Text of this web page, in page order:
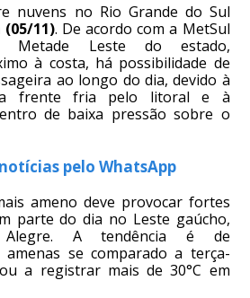
nuvens no Rio Grande do Sul
11). De acordo com a MetSul
Metade Leste do estado,
à costa, há possibilidade de
ao longo do dia, devido à
frente fria pelo litoral e à
de baixa pressão sobre o
pelo WhatsApp
ameno deve provocar fortes
parte do dia no Leste gaúcho,
Alegre. A tendência é de
se comparado a terça-
a registrar mais de 30°C em